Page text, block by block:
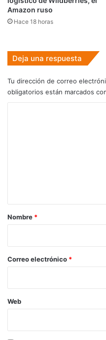
Amazon ruso
Hace 18 horas
Deja una respuesta
Tu dirección de correo
obligatorios están marcados
r
*
Nombre *
Correo electrónico *
Web